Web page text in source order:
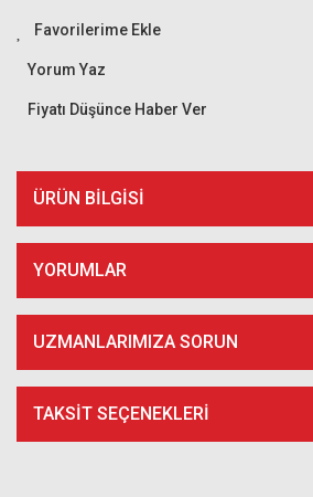
Yorum Yaz
Fiyatı Düşünce Haber Ver
ÜRÜN BILGISI
YORUMLAR
UZMANLARIMIZA SORUN
TAKSIT SEÇENEKLERI